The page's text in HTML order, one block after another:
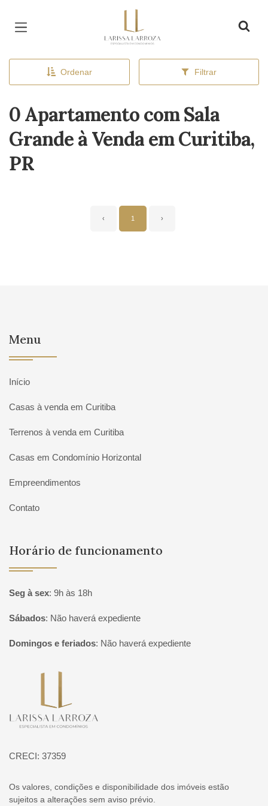
Ordenar Filtrar
0 Apartamento com Sala
Grande à Venda em Curitiba,
PR
‹ 1 ›
Menu
Início
Casas à venda em Curitiba
Terrenos à venda em Curitiba
Casas em Condomínio Horizontal
Empreendimentos
Contato
Horário de funcionamento
Seg à sex: 9h às 18h
Sábados: Não haverá expediente
Domingos e feriados: Não haverá expediente
CRECI: 37359
Os valores, condições e disponibilidade dos imóveis estão
sujeitos a alterações sem aviso prévio.